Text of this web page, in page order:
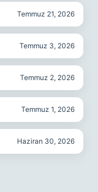
Temmuz 21, 2026
Temmuz 3, 2026
Temmuz 2, 2026
Temmuz 1, 2026
Haziran 30, 2026